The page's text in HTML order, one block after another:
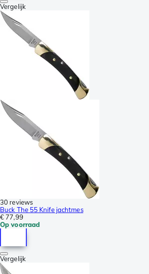
Vergelijk
30 reviews
Buck The 55 Knife jachtmes
€ 77,99
Op voorraad
Vergelijk